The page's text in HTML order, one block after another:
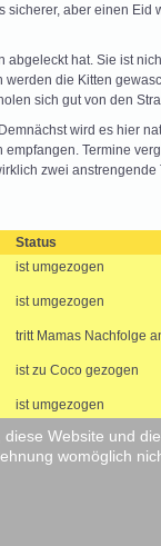
sicherer, aber einen Eid
hat. Sie ist
die Kitten
sich gut von den
wird es hier
Termine
zwei anstrengende
Status
ist umgezogen
ist umgezogen
tritt Mamas Nachfolge
ist zu Coco gezogen
ist umgezogen
ist umgezogen
Website und
womöglich